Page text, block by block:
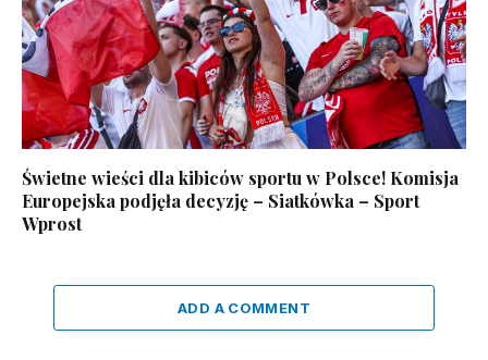
Świetne wieści dla kibiców sportu w Polsce! Komisja
Europejska podjęła decyzję – Siatkówka – Sport
Wprost
ADD A COMMENT